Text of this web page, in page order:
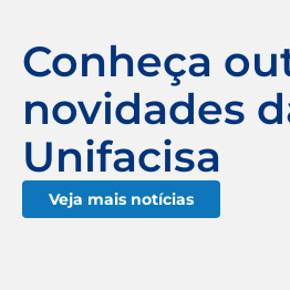
Conheça
novidades
Unifacisa
Veja mais notícias